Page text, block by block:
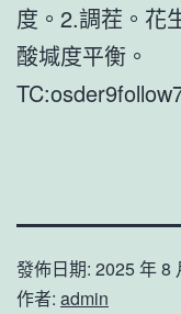
度。2.調茬。花
酸堿度平衡。
發佈日期: 2025 年 8
作者: admin